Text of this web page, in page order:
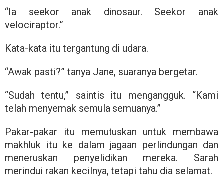
“Ia seekor anak dinosaur. Seekor anak
velociraptor.”
Kata-kata itu tergantung di udara.
“Awak pasti?” tanya Jane, suaranya bergetar.
“Sudah tentu,” saintis itu mengangguk. “Kami
telah menyemak semula semuanya.”
Pakar-pakar itu memutuskan untuk membawa
makhluk itu ke dalam jagaan perlindungan dan
meneruskan penyelidikan mereka. Sarah
merindui rakan kecilnya, tetapi tahu dia selamat.